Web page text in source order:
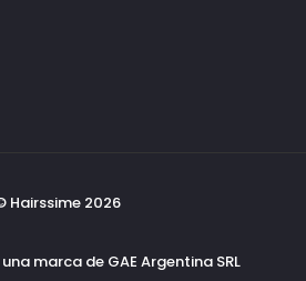
Hairssime 2026
marca de GAE Argentina SRL